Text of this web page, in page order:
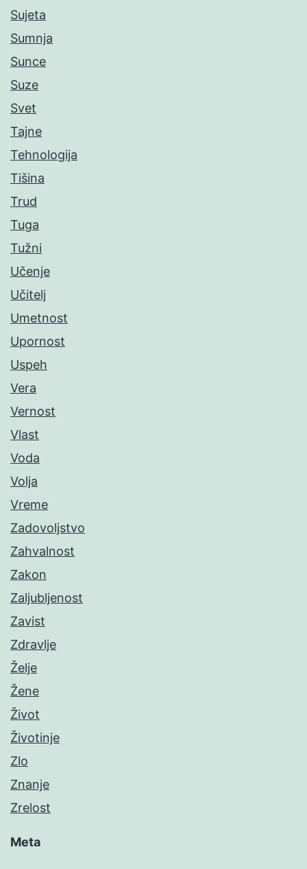
Sujeta
Sumnja
Sunce
Suze
Svet
Tajne
Tehnologija
Tišina
Trud
Tuga
Tužni
Učenje
Učitelj
Umetnost
Upornost
Uspeh
Vera
Vernost
Vlast
Voda
Volja
Vreme
Zadovoljstvo
Zahvalnost
Zakon
Zaljubljenost
Zavist
Zdravlje
Želje
Žene
Život
Životinje
Zlo
Znanje
Zrelost
Meta